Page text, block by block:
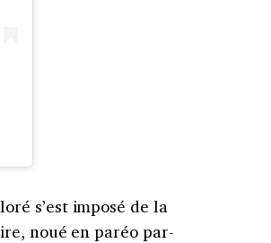
s’est imposé de la
noué en paréo par-